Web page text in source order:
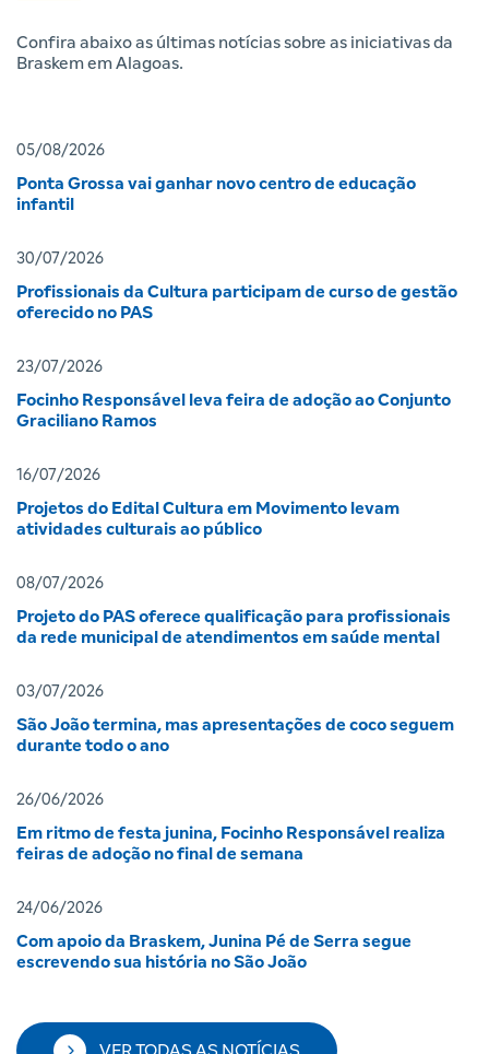
Confira abaixo as últimas notícias sobre as iniciativas da
Braskem em Alagoas.
05/08/2026
Ponta Grossa vai ganhar novo centro de educação
infantil
30/07/2026
Profissionais da Cultura participam de curso de gestão
oferecido no PAS
23/07/2026
Focinho Responsável leva feira de adoção ao Conjunto
Graciliano Ramos
16/07/2026
Projetos do Edital Cultura em Movimento levam
atividades culturais ao público
08/07/2026
Projeto do PAS oferece qualificação para profissionais
da rede municipal de atendimentos em saúde mental
03/07/2026
São João termina, mas apresentações de coco seguem
durante todo o ano
26/06/2026
Em ritmo de festa junina, Focinho Responsável realiza
feiras de adoção no final de semana
24/06/2026
Com apoio da Braskem, Junina Pé de Serra segue
escrevendo sua história no São João
VER TODAS AS NOTÍCIAS